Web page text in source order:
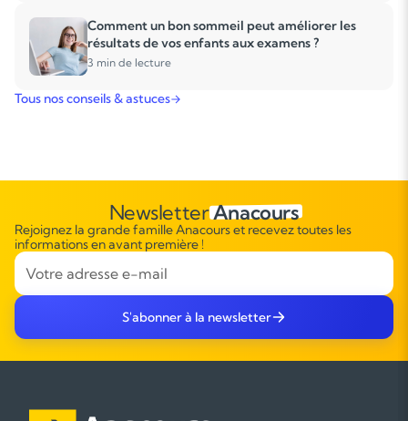
Comment un bon sommeil peut améliorer les
résultats de vos enfants aux examens ?
3 min de lecture
Tous nos conseils & astuces
NewsletterAnacours
Rejoignez la grande famille Anacours et recevez toutes les
informations en avant première !
S'abonner à la newsletter